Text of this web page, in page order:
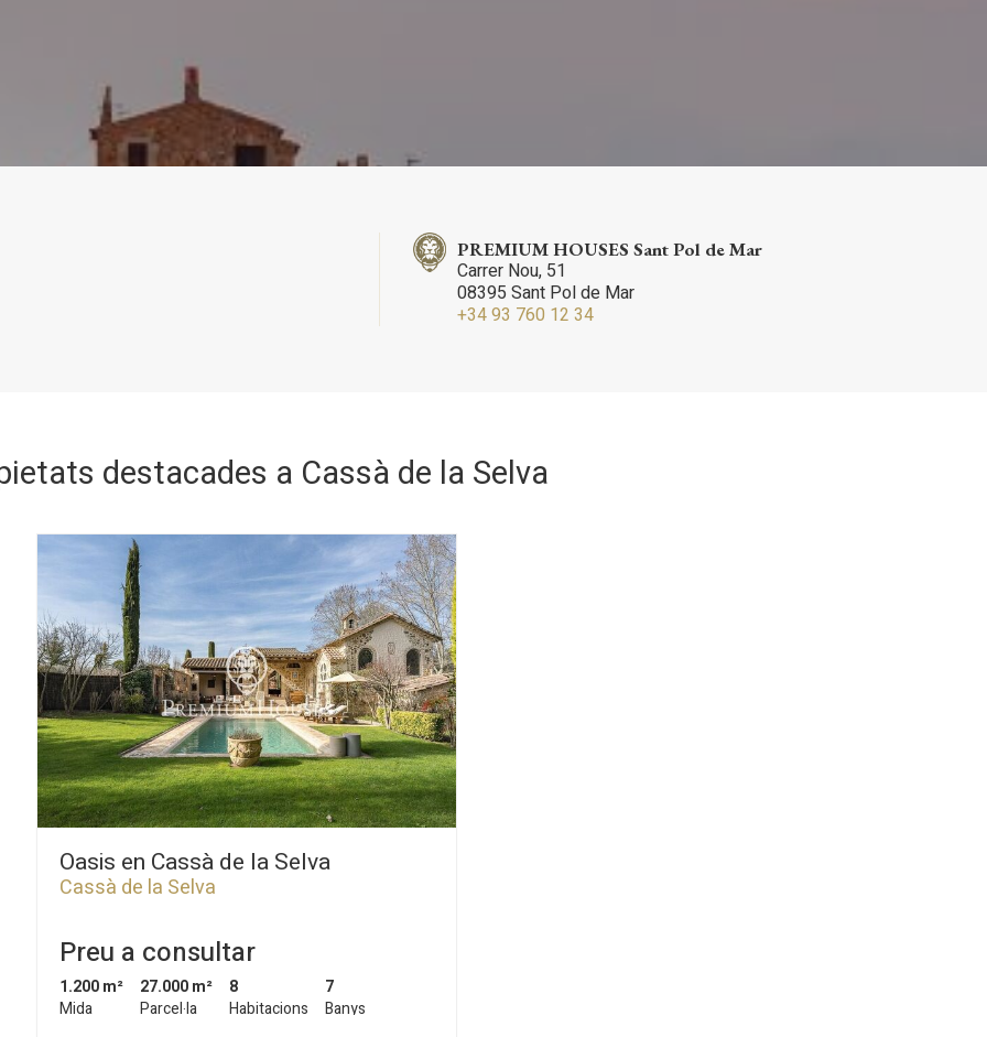
PREMIUM HOUSES Sant Pol de Mar
Carrer Nou, 51
08395 Sant Pol de Mar
+34 93 760 12 34
destacades a Cassà de la Selva
Oasis en Cassà de la Selva
Cassà de la Selva
Preu a consultar
1.200 m²
Mida
27.000 m²
Parcel·la
8
Habitacions
7
Banys
recollida mitjançant aquest tipus de cookies s'utilitza en el mesurament
del web per a l'elaboració de perfils de navegació dels usuaris per
millores en funció de l'anàlisi de les dades d'ús que fan els usuaris del servei.
desar la informació de preferència de l'usuari per millorar la qualitat dels
serveis i oferir una millor experiència a través de productes recomanats.
cookies són utilitzades per emmagatzemar informació sobre les
i les eleccions personals de l'usuari a través de l'observació continuada
hàbits de navegació. Gràcies a elles, podem conèixer els hàbits de
al lloc web i mostrar publicitat relacionada amb el perfil de navegació de